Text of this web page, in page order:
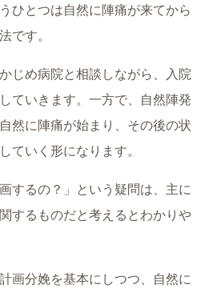
ひとつは自然に陣痛が来てから
です。
じめ病院と相談しながら、入院
ていきます。一方で、自然陣発
然に陣痛が始まり、その後の状
ていく形になります。
するの？」という疑問は、主に
するものだと考えるとわかりや
画分娩を基本にしつつ、自然に